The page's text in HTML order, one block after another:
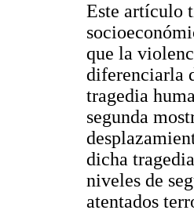
Este artículo
que la
diferenciarla
tragedia
segunda
dicha
niveles de
atentados